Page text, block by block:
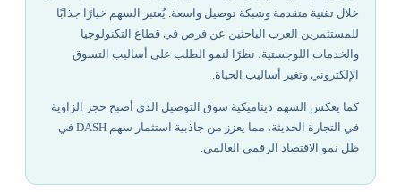
خلال تقنية متقدمة وشبكة توصيل واسعة. يُعتبر السهم خيارًا جذابًا
للمستثمرين العرب الباحثين عن فرص في قطاع التكنولوجيا
والخدمات اللوجستية، نظرًا لنمو الطلب على أساليب التسوق
الإلكتروني وتغير أساليب الحياة.
كما يعكس السهم ديناميكية سوق التوصيل الذي أصبح حجر الزاوية
في التجارة الحديثة، مما يعزز من جاذبية استثمار سهم DASH في
ظل نمو الاقتصاد الرقمي العالمي.